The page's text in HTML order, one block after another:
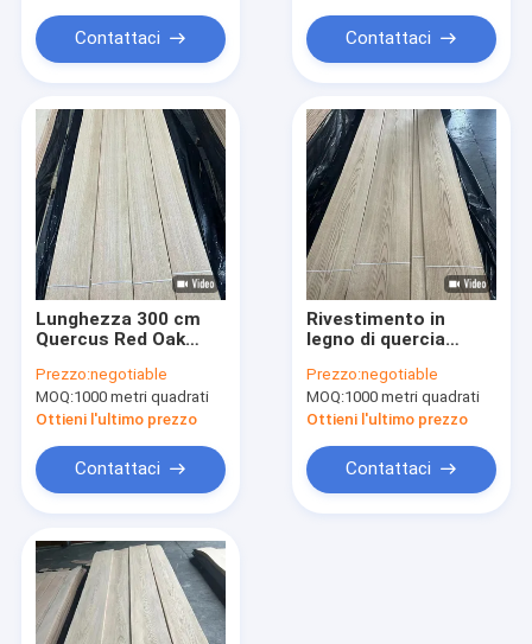
Fascia di bordo di legno dell'impiallacciatura
Contattaci Contattaci
Lunghezza 300 cm
Quercus Red Oak
Grade AAA Spessore
0,5 mm
Prezzo:negotiable
MOQ:1000 metri quadrati
Ottieni l'ultimo prezzo
Contattaci
Rivestimento in
legno di quercia
spessore 0,5 mm,
mobili per porte
Prezzo:negotiable
MOQ:1000 metri quadrati
Ottieni l'ultimo prezzo
Contattaci